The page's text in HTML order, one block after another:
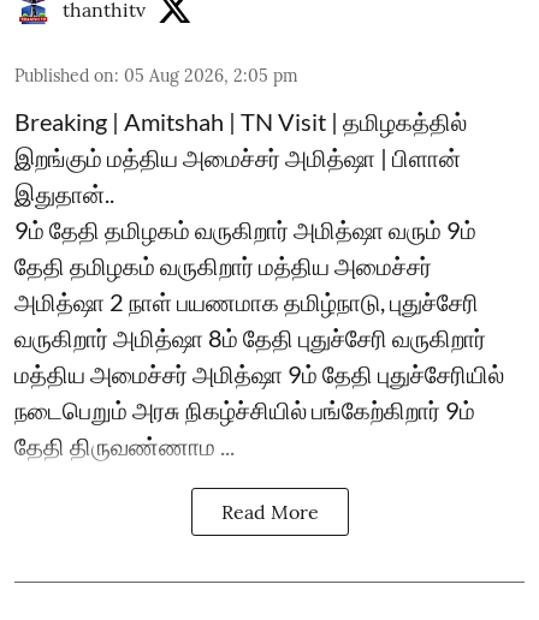
thanthitv
Published on: 05 Aug 2026, 2:05 pm
Breaking | Amitshah | TN Visit | தமிழகத்தில்
இறங்கும் மத்திய அமைச்சர் அமித்ஷா | பிளான்
இதுதான்..
9ம் தேதி தமிழகம் வருகிறார் அமித்ஷா வரும் 9ம்
தேதி தமிழகம் வருகிறார் மத்திய அமைச்சர்
அமித்ஷா 2 நாள் பயணமாக தமிழ்நாடு, புதுச்சேரி
வருகிறார் அமித்ஷா 8ம் தேதி புதுச்சேரி வருகிறார்
மத்திய அமைச்சர் அமித்ஷா 9ம் தேதி புதுச்சேரியில்
நடைபெறும் அரசு நிகழ்ச்சியில் பங்கேற்கிறார் 9ம்
தேதி திருவண்ணாம ...
Read More